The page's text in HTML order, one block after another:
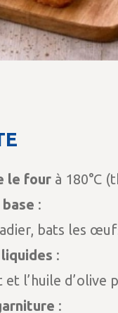
le four à 180°C
:
bats les
:
et l’huile
: